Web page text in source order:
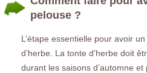
pelouse ?
L’étape essentielle pour avoir
d’herbe. La tonte d’herbe doit
durant les saisons d’automne